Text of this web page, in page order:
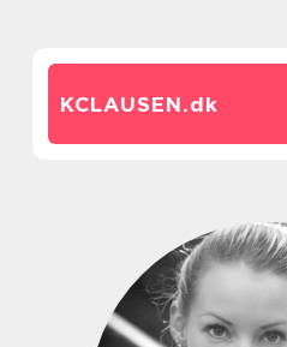
KCLAUSEN.dk